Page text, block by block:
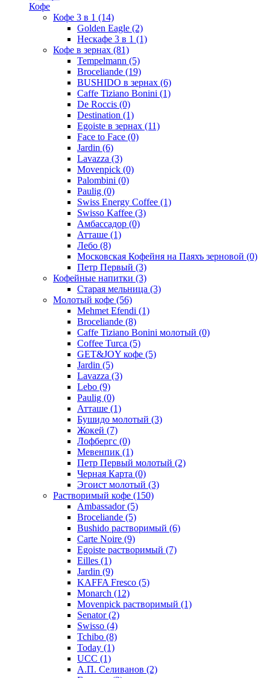
Кофе
Кофе 3 в 1 (14)
Golden Eagle (2)
Нескафе 3 в 1 (1)
Кофе в зернах (81)
Tempelmann (5)
Broceliande (19)
BUSHIDO в зернах (6)
Caffe Tiziano Bonini (1)
De Roccis (0)
Destination (1)
Egoiste в зернах (11)
Face to Face (0)
Jardin (6)
Lavazza (3)
Movenpick (0)
Palombini (0)
Paulig (0)
Swiss Energy Coffee (1)
Swisso Kaffee (3)
Амбассадор (0)
Атташе (1)
Лебо (8)
Московская Кофейня на Паяхъ зерновой (0)
Петр Первый (3)
Кофейные напитки (3)
Старая мельница (3)
Молотый кофе (56)
Mehmet Efendi (1)
Broceliande (8)
Caffe Tiziano Bonini молотый (0)
Coffee Turca (5)
GET&JOY кофе (5)
Jardin (5)
Lavazza (3)
Lebo (9)
Paulig (0)
Атташе (1)
Бушидо молотый (3)
Жокей (7)
Лофбергс (0)
Мевенпик (1)
Петр Первый молотый (2)
Черная Карта (0)
Эгоист молотый (3)
Растворимый кофе (150)
Ambassador(5)
Broceliande (5)
Bushido растворимый (6)
Carte Noire (9)
Egoiste растворимый (7)
Eilles (1)
Jardin (9)
KAFFA Fresco (5)
Monarch (12)
Movenpick растворимый (1)
Senator(2)
Swisso (4)
Tchibo (8)
Today (1)
UCC (1)
А.П. Селиванов (2)